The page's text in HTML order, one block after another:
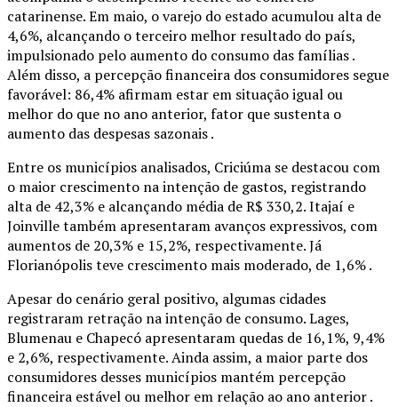
catarinense. Em maio, o varejo do estado acumulou alta de
4,6%, alcançando o terceiro melhor resultado do país,
impulsionado pelo aumento do consumo das famílias .
Além disso, a percepção financeira dos consumidores segue
favorável: 86,4% afirmam estar em situação igual ou
melhor do que no ano anterior, fator que sustenta o
aumento das despesas sazonais .
Entre os municípios analisados, Criciúma se destacou com
o maior crescimento na intenção de gastos, registrando
alta de 42,3% e alcançando média de R$ 330,2. Itajaí e
Joinville também apresentaram avanços expressivos, com
aumentos de 20,3% e 15,2%, respectivamente. Já
Florianópolis teve crescimento mais moderado, de 1,6% .
Apesar do cenário geral positivo, algumas cidades
registraram retração na intenção de consumo. Lages,
Blumenau e Chapecó apresentaram quedas de 16,1%, 9,4%
e 2,6%, respectivamente. Ainda assim, a maior parte dos
consumidores desses municípios mantém percepção
financeira estável ou melhor em relação ao ano anterior .